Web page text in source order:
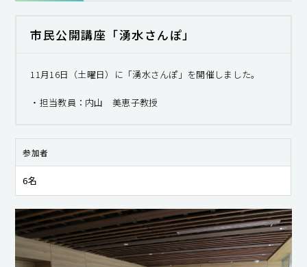
市民公開講座「湧水さんぽ」
11月16日（土曜日）に「湧水さんぽ」を開催しました。
・担当教員：内山 美恵子教授
参加者
6名